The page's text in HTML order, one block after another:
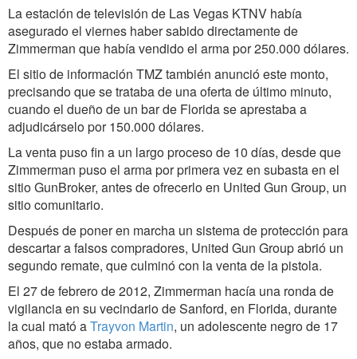
La estación de televisión de Las Vegas KTNV había
asegurado el viernes haber sabido directamente de
Zimmerman que había vendido el arma por 250.000 dólares.
El sitio de información TMZ también anunció este monto,
precisando que se trataba de una oferta de último minuto,
cuando el dueño de un bar de Florida se aprestaba a
adjudicárselo por 150.000 dólares.
La venta puso fin a un largo proceso de 10 días, desde que
Zimmerman puso el arma por primera vez en subasta en el
sitio GunBroker, antes de ofrecerlo en United Gun Group, un
sitio comunitario.
Después de poner en marcha un sistema de protección para
descartar a falsos compradores, United Gun Group abrió un
segundo remate, que culminó con la venta de la pistola.
El 27 de febrero de 2012, Zimmerman hacía una ronda de
vigilancia en su vecindario de Sanford, en Florida, durante
la cual mató aTrayvon Martin, un adolescente negro de 17
años, que no estaba armado.